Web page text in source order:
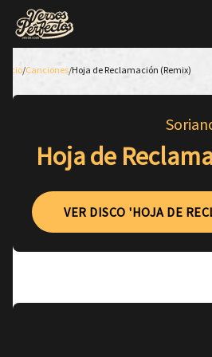
Inicio/Canciones/Hoja de Reclamación (Remix)
Hoja de
VER DISCO 'HOJA DE